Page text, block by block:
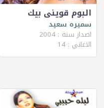
البوم قوينى بيك
سميره سعيد
اصدار سنة : 2004
الاغاني : 14